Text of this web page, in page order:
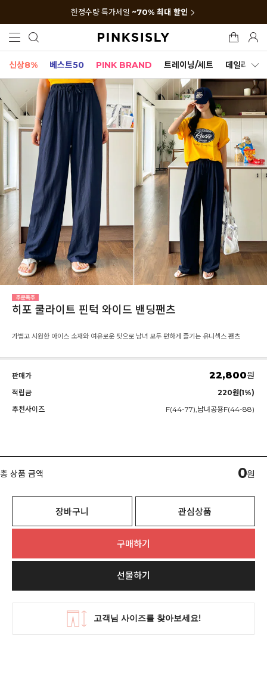
한정수량 특가세일 ~70% 최대 할인
신상8% 베스트50 PINK BRAND 트레이닝/세트 데일리세트
히포 쿨라이트 핀턱 와이드 밴딩팬츠
가볍고 시원한 아이스 소재와 여유로운 핏으로 남녀 모두 편하게 즐기는 유니섹스 팬츠
판매가 22,800원
적립금
220원(1%)
추천사이즈
F(44-77),남녀공용F(44-88)
총 상품 금액 0원
장바구니 관심상품
구매하기
선물하기